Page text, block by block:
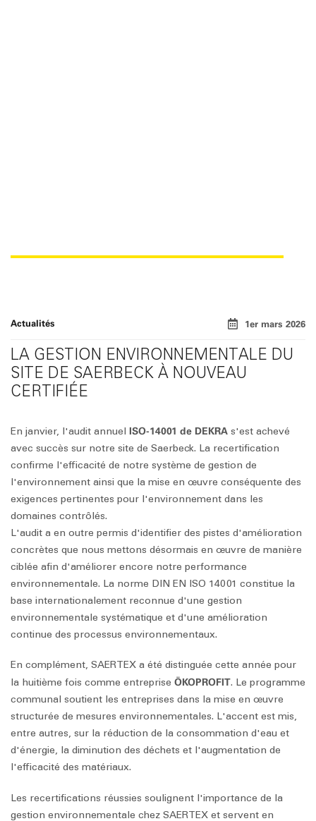
Actualités 1er mars 2026
LA GESTION ENVIRONNEMENTALE DU
SITE DE SAERBECK À NOUVEAU
CERTIFIÉE
En janvier, l'audit annuel ISO-14001 de DEKRA s'est achevé
avec succès sur notre site de Saerbeck. La recertification
confirme l'efficacité de notre système de gestion de
l'environnement ainsi que la mise en œuvre conséquente des
exigences pertinentes pour l'environnement dans les
domaines contrôlés.
L'audit a en outre permis d'identifier des pistes d'amélioration
concrètes que nous mettons désormais en œuvre de manière
ciblée afin d'améliorer encore notre performance
environnementale. La norme DIN EN ISO 14001 constitue la
base internationalement reconnue d'une gestion
environnementale systématique et d'une amélioration
continue des processus environnementaux.
En complément, SAERTEX a été distinguée cette année pour
la huitième fois comme entreprise ÖKOPROFIT. Le programme
communal soutient les entreprises dans la mise en œuvre
structurée de mesures environnementales. L'accent est mis,
entre autres, sur la réduction de la consommation d'eau et
d'énergie, la diminution des déchets et l'augmentation de
l'efficacité des matériaux.
Les recertifications réussies soulignent l'importance de la
gestion environnementale chez SAERTEX et servent en